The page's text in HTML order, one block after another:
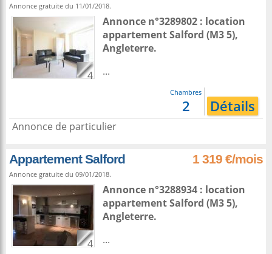
Annonce gratuite du 11/01/2018.
4
Annonce n°3289802 : location
appartementSalford (M3 5),
Angleterre.
...
Chambres
2 Détails
Annonce de particulier
Appartement Salford 1 319 €/mois
Annonce gratuite du 09/01/2018.
4
Annonce n°3288934 : location
appartementSalford (M3 5),
Angleterre.
...